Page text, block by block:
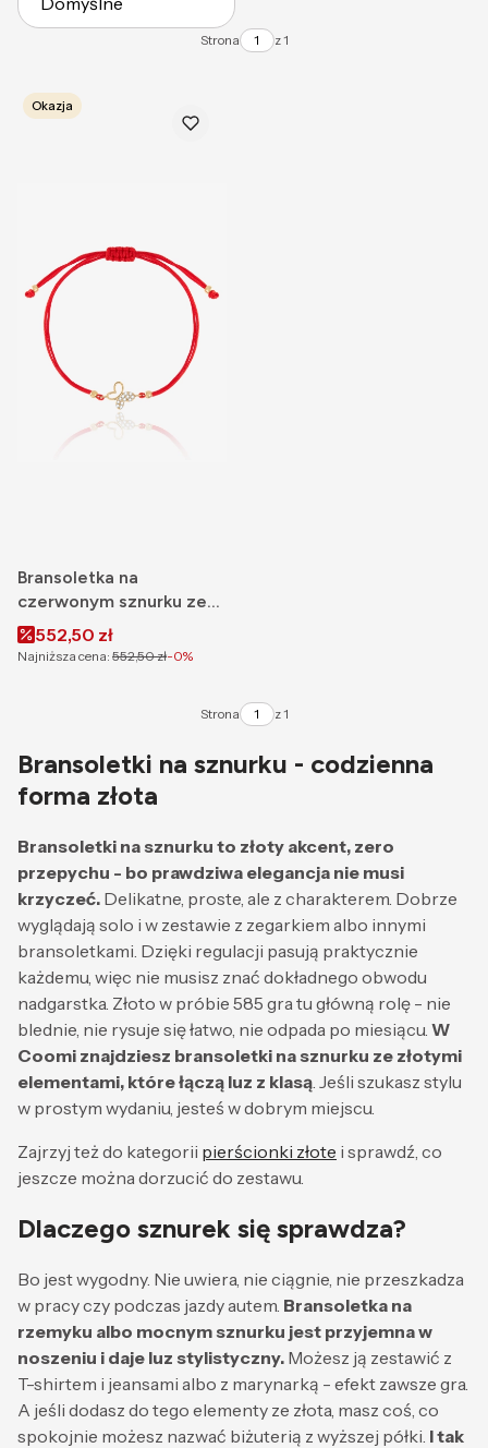
Strona z 1
Okazja
Bransoletka na
czerwonym sznurku ze
złotym motylem 585
Cena promocyjna
552,50 zł
Najniższa cena: 552,50 zł-0%
Strona z 1
Bransoletki na sznurku - codzienna
forma złota
Bransoletki na sznurku to złoty akcent, zero
przepychu - bo prawdziwa elegancja nie musi
krzyczeć. Delikatne, proste, ale z charakterem. Dobrze
wyglądają solo i w zestawie z zegarkiem albo innymi
bransoletkami. Dzięki regulacji pasują praktycznie
każdemu, więc nie musisz znać dokładnego obwodu
nadgarstka. Złoto w próbie 585 gra tu główną rolę - nie
blednie, nie rysuje się łatwo, nie odpada po miesiącu. W
Coomi znajdziesz bransoletki na sznurku ze złotymi
elementami, które łączą luz z klasą. Jeśli szukasz stylu
w prostym wydaniu, jesteś w dobrym miejscu.
Zajrzyj też do kategorii pierścionki złote i sprawdź, co
jeszcze można dorzucić do zestawu.
Dlaczego sznurek się sprawdza?
Bo jest wygodny. Nie uwiera, nie ciągnie, nie przeszkadza
w pracy czy podczas jazdy autem. Bransoletka na
rzemyku albo mocnym sznurku jest przyjemna w
noszeniu i daje luz stylistyczny. Możesz ją zestawić z
T-shirtem i jeansami albo z marynarką - efekt zawsze gra.
A jeśli dodasz do tego elementy ze złota, masz coś, co
spokojnie możesz nazwać biżuterią z wyższej półki. I tak